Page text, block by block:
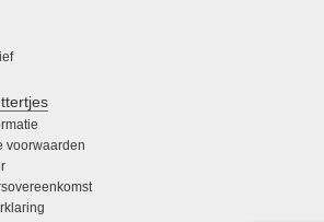
voorwaarden